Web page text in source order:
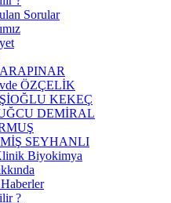
Sorular
ÖZÇELİK
KEKEÇ
DEMİRAL
SEYHANLI
Biyokimya
?